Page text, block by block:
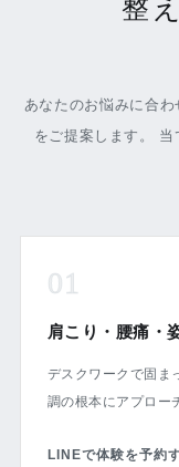
整
あなたのお悩みに合
をご提案します。
01
肩こり・腰痛・
デスクワークで固ま
調の根本にアプロー
LINEで体験を予約